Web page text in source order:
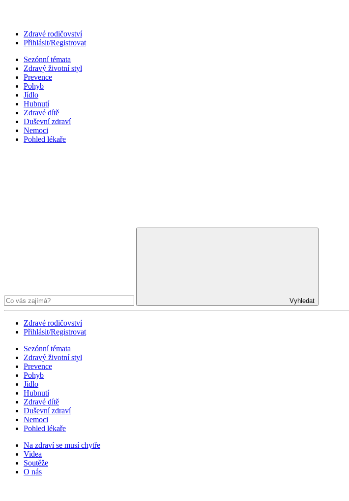
Zdravé rodičovství
Přihlásit/Registrovat
Sezónní témata
Zdravý životní styl
Prevence
Pohyb
Jídlo
Hubnutí
Zdravé dítě
Duševní zdraví
Nemoci
Pohled lékaře
Vyhledat
Zdravé rodičovství
Přihlásit/Registrovat
Sezónní témata
Zdravý životní styl
Prevence
Pohyb
Jídlo
Hubnutí
Zdravé dítě
Duševní zdraví
Nemoci
Pohled lékaře
Na zdraví se musí chytře
Videa
Soutěže
O nás